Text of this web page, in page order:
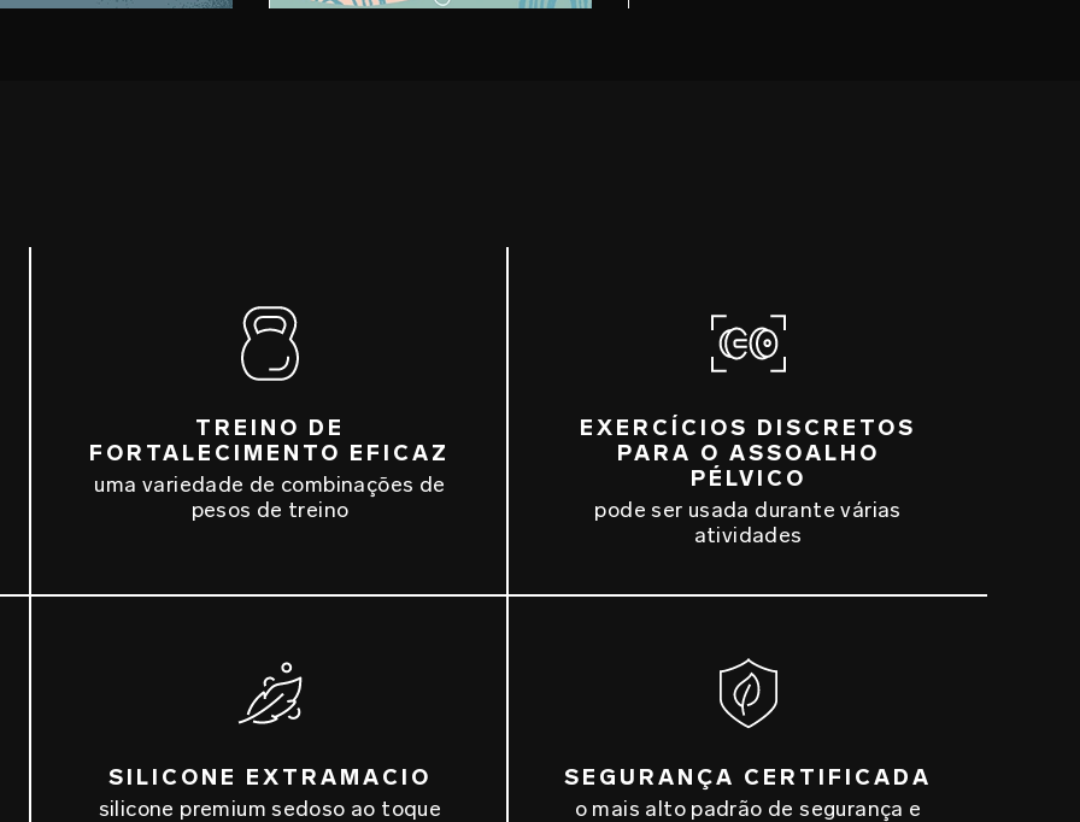
TREINO DE
FORTALECIMENTO EFICAZ
uma variedade de combinações de
pesos de treino
EXERCÍCIOS DISCRETOS
PARA O ASSOALHO
PÉLVICO
pode ser usada durante várias
atividades
SILICONE EXTRAMACIO
silicone premium sedoso ao toque
SEGURANÇA CERTIFICADA
o mais alto padrão de segurança e